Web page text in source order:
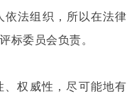
依法组织，所以在法律
标委员会负责。
、权威性，尽可能地有